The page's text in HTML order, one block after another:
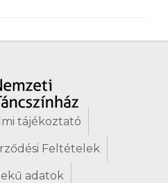
tájékoztató
Feltételek
adatok